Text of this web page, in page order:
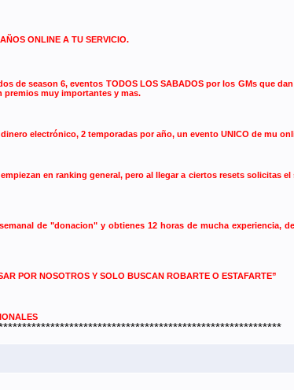
ONLINE A TU SERVICIO.
de season 6, eventos TODOS LOS SABADOS por los GMs que
premios muy importantes y mas.
electrónico, 2 temporadas por año, un evento UNICO de mu
en ranking general, pero al llegar a ciertos resets solicitas
de "donacion" y obtienes 12 horas de mucha experiencia,
POR NOSOTROS Y SOLO BUSCAN ROBARTE O ESTAFARTE”